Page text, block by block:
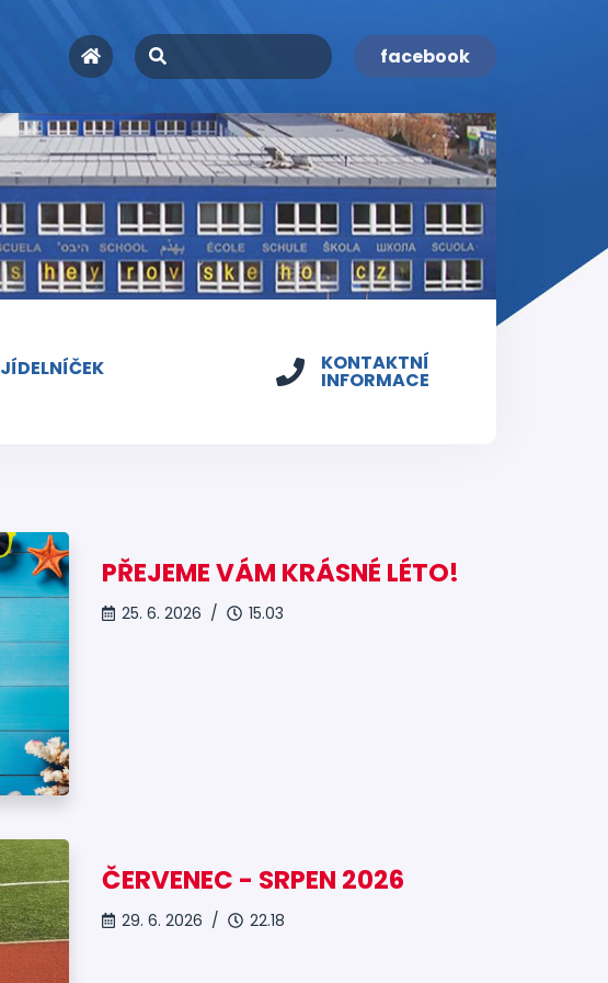
facebook
JÍDELNÍČEK KONTAKTNÍ
INFORMACE
PŘEJEME VÁM KRÁSNÉ LÉTO!
25. 6. 2026 / 15.03
ČERVENEC - SRPEN 2026
29. 6. 2026 / 22.18